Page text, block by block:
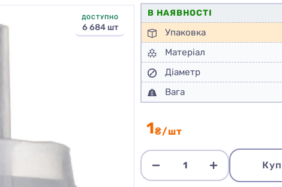
ДОСТУПНО
6 684 шт
1₴/шт
В НАЯВНОСТІ
Упаковка
Матеріал
Діаметр
Вага